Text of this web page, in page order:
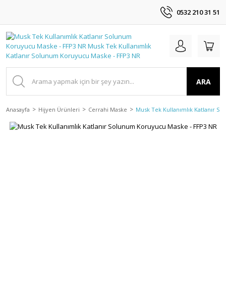
0532 210 31 51
ARA
Anasayfa Hijyen Ürünleri Cerrahi Maske Musk Tek Kullanımlık Katlanır